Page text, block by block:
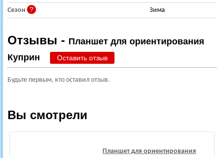
Сезон Зима
Отзывы - Планшет для ориентирования
Куприн
Оставить отзыв
Будьте первым, кто оставил отзыв.
Вы смотрели
Планшет для ориентирования